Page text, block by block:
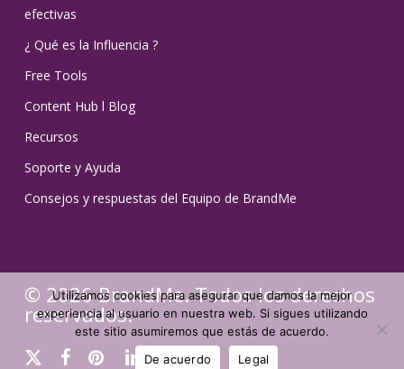
efectivas
¿ Qué es la Influencia ?
Free Tools
Content Hub l Blog
Recursos
Soporte y Ayuda
Consejos y respuestas del Equipo de BrandMe
© 2026 BrandMe. Todos los derechos
reservados.
x-
facebookpinterestlinkedin youtubeinstagramtiktok
Utilizamos cookies para asegurar que damos la mejor
experiencia al usuario en nuestra web. Si sigues utilizando
este sitio asumiremos que estás de acuerdo.
De acuerdo
Legal